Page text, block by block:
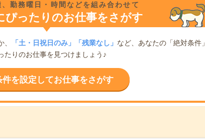
勤務曜日・時間などを組み合わせて
ぴったりのお仕事をさがす
「土・日祝日のみ」「残業なし」 など、あなたの「絶対条件」
たりのお仕事を見つけましょう♪
件を設定してお仕事をさがす